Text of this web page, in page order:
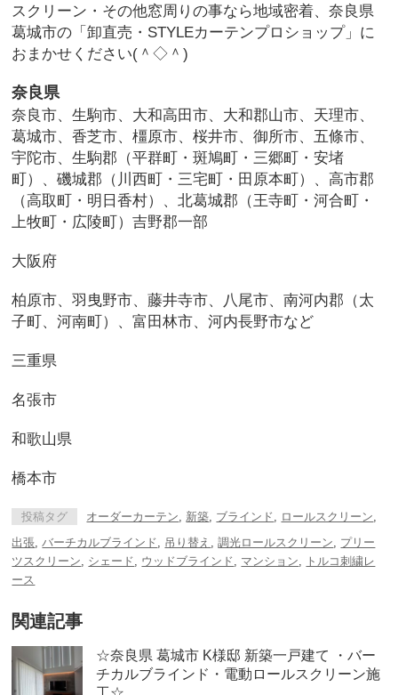
スクリーン・その他窓周りの事なら地域密着、奈良県
葛城市の「卸直売・STYLEカーテンプロショップ」に
おまかせください(＾◇＾)
奈良県
奈良市、生駒市、大和高田市、大和郡山市、天理市、
葛城市、香芝市、橿原市、桜井市、御所市、五條市、
宇陀市、生駒郡（平群町・斑鳩町・三郷町・安堵
町）、磯城郡（川西町・三宅町・田原本町）、高市郡
（高取町・明日香村）、北葛城郡（王寺町・河合町・
上牧町・広陵町）吉野郡一部
大阪府
柏原市、羽曳野市、藤井寺市、八尾市、南河内郡（太
子町、河南町）、富田林市、河内長野市など
三重県
名張市
和歌山県
橋本市
投稿タグ オーダーカーテン, 新築, ブラインド, ロールスクリーン,
出張,バーチカルブラインド, 吊り替え ,調光ロールスクリーン, プリー
ツスクリーン, シェード, ウッドブラインド, マンション,
トルコ刺繍レ
ース
関連記事
☆奈良県 葛城市 K様邸 新築一戸建て ・バー
チカルブラインド・電動ロールスクリーン施